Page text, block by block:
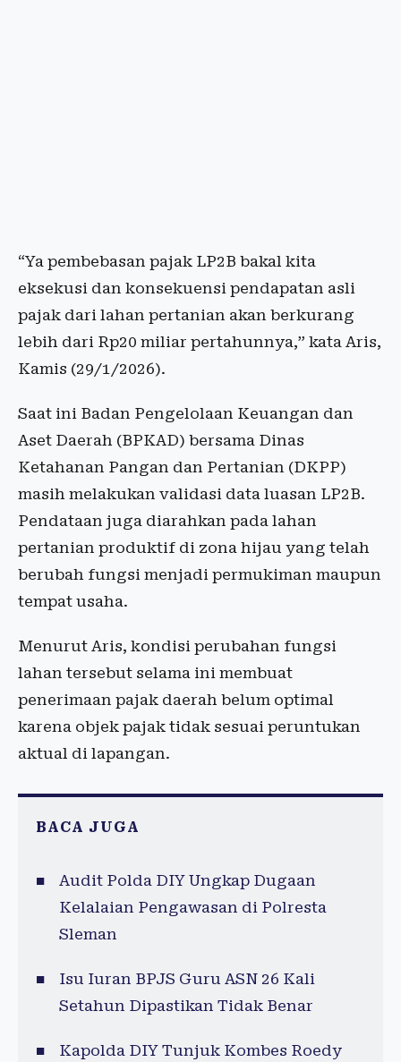
“Ya pembebasan pajak LP2B bakal kita
eksekusi dan konsekuensi pendapatan asli
pajak dari lahan pertanian akan berkurang
lebih dari Rp20 miliar pertahunnya,” kata Aris,
Kamis (29/1/2026).
Saat ini Badan Pengelolaan Keuangan dan
Aset Daerah (BPKAD) bersama Dinas
Ketahanan Pangan dan Pertanian (DKPP)
masih melakukan validasi data luasan LP2B.
Pendataan juga diarahkan pada lahan
pertanian produktif di zona hijau yang telah
berubah fungsi menjadi permukiman maupun
tempat usaha.
Menurut Aris, kondisi perubahan fungsi
lahan tersebut selama ini membuat
penerimaan pajak daerah belum optimal
karena objek pajak tidak sesuai peruntukan
aktual di lapangan.
BACA JUGA
Audit Polda DIY Ungkap Dugaan
Kelalaian Pengawasan di Polresta
Sleman
Isu Iuran BPJS Guru ASN 26 Kali
Setahun Dipastikan Tidak Benar
Kapolda DIY Tunjuk Kombes Roedy